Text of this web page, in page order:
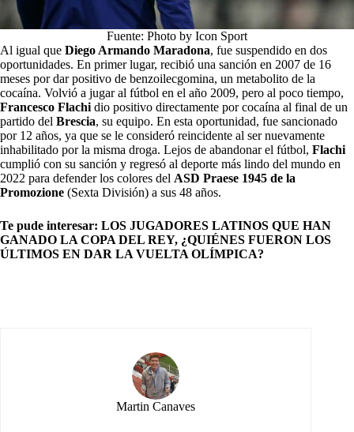
Fuente: Photo by Icon Sport
Al igual que Diego Armando Maradona, fue suspendido en dos
oportunidades. En primer lugar, recibió una sanción en 2007 de 16
meses por dar positivo de benzoilecgomina, un metabolito de la
cocaína. Volvió a jugar al fútbol en el año 2009, pero al poco tiempo,
Francesco Flachi dio positivo directamente por cocaína al final de un
partido del Brescia, su equipo. En esta oportunidad, fue sancionado
por 12 años, ya que se le consideró reincidente al ser nuevamente
inhabilitado por la misma droga. Lejos de abandonar el fútbol, Flachi
cumplió con su sanción y regresó al deporte más lindo del mundo en
2022 para defender los colores del ASD Praese 1945 de la
Promozione (Sexta División) a sus 48 años.
Te pude interesar: LOS JUGADORES LATINOS QUE HAN
GANADO LA COPA DEL REY, ¿QUIÉNES FUERON LOS
ÚLTIMOS EN DAR LA VUELTA OLÍMPICA?
Martin Canaves